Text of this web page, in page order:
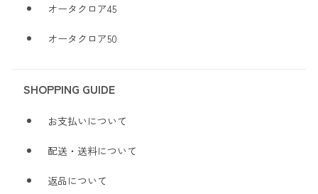
オータクロア45
オータクロア50
SHOPPING GUIDE
お支払いについて
配送・送料について
返品について